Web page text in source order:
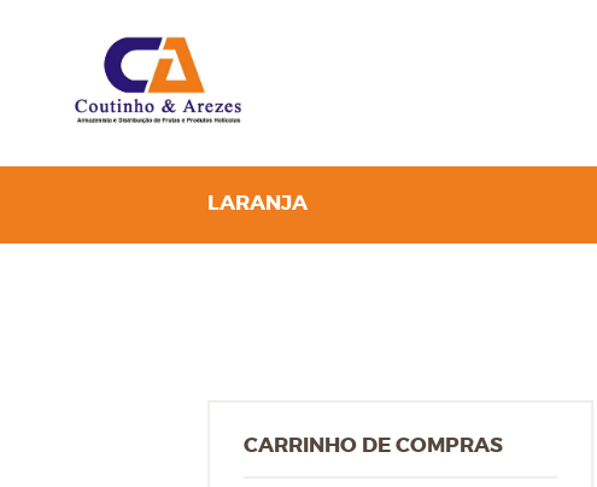
LARANJA
CARRINHO DE COMPRAS